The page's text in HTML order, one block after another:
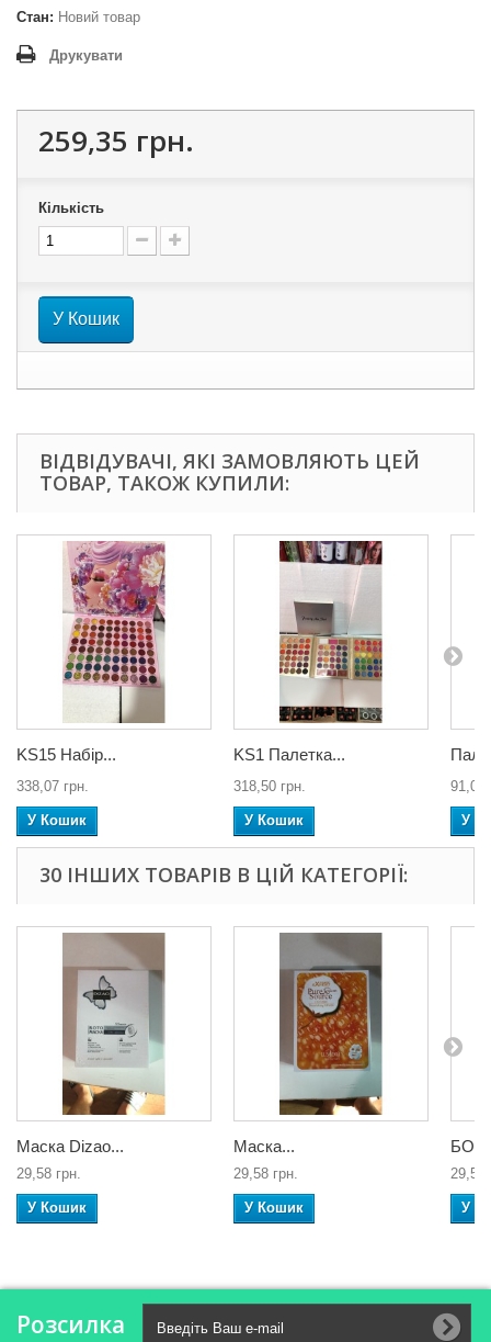
Стан: Новий товар
Друкувати
259,35 грн.
Кількість
У Кошик
ВІДВІДУВАЧІ, ЯКІ ЗАМОВЛЯЮТЬ ЦЕЙ
ТОВАР, ТАКОЖ КУПИЛИ:
KS15 Набір...
338,07 грн.
У Кошик
KS1 Палетка...
318,50 грн.
У Кошик
91,00
У
30 ІНШИХ ТОВАРІВ В ЦІЙ КАТЕГОРІЇ:
Маска Dizao...
29,58 грн.
У Кошик
Маска...
29,58 грн.
У Кошик
29,58
У
Розсилка